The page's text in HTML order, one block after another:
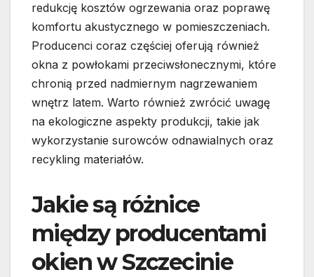
redukcję kosztów ogrzewania oraz poprawę
komfortu akustycznego w pomieszczeniach.
Producenci coraz częściej oferują również
okna z powłokami przeciwsłonecznymi, które
chronią przed nadmiernym nagrzewaniem
wnętrz latem. Warto również zwrócić uwagę
na ekologiczne aspekty produkcji, takie jak
wykorzystanie surowców odnawialnych oraz
recykling materiałów.
Jakie są różnice
między producentami
okien w Szczecinie